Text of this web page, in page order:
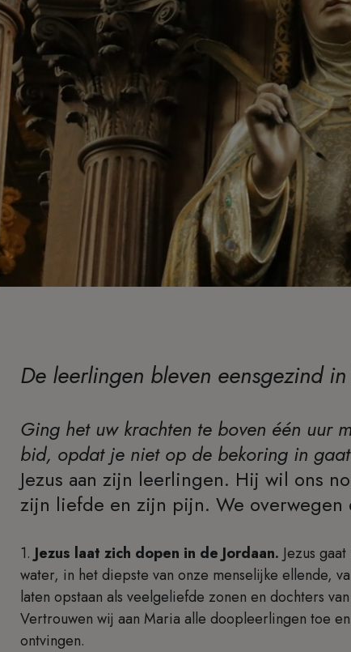
De leerlingen bleven eensgezind
Ging het uw krachten te boven één uur
bid, opdat je niet op de bekoring in
Jezus aan zijn leerlingen. Hij wil ons
zijn liefde en zijn pijn. We overwegen
1. Jezus laat zich dopen in de Jordaan. Jezus
water, in het diepste van onze menselijke ellende,
laten opstaan als veelgeliefde zonen en dochters
Vertrouwen wij aan Maria alle doopleerlingen toe
ontvingen.